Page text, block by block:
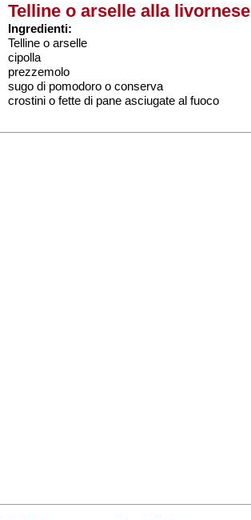
Telline o arselle alla livornese
Ingredienti:
Telline o arselle
cipolla
prezzemolo
sugo di pomodoro o conserva
crostini o fette di pane asciugate al fuoco